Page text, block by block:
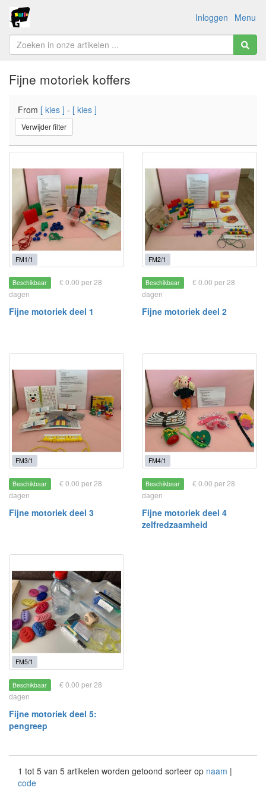
Menu
Inloggen
Fijne motoriek koffers
From [ kies ] - [ kies ]
Verwijder filter
FM1/1
Beschikbaar
€ 0.00 per 28
dagen
Fijne motoriek deel 1
FM2/1
Beschikbaar
€ 0.00 per 28
dagen
Fijne motoriek deel 2
FM3/1
Beschikbaar
€ 0.00 per 28
dagen
Fijne motoriek deel 3
FM4/1
Beschikbaar
€ 0.00 per 28
dagen
Fijne motoriek deel 4
zelfredzaamheid
FM5/1
Beschikbaar
€ 0.00 per 28
dagen
Fijne motoriek deel 5:
pengreep
1 tot 5 van 5 artikelen worden getoond sorteer op naam |
code